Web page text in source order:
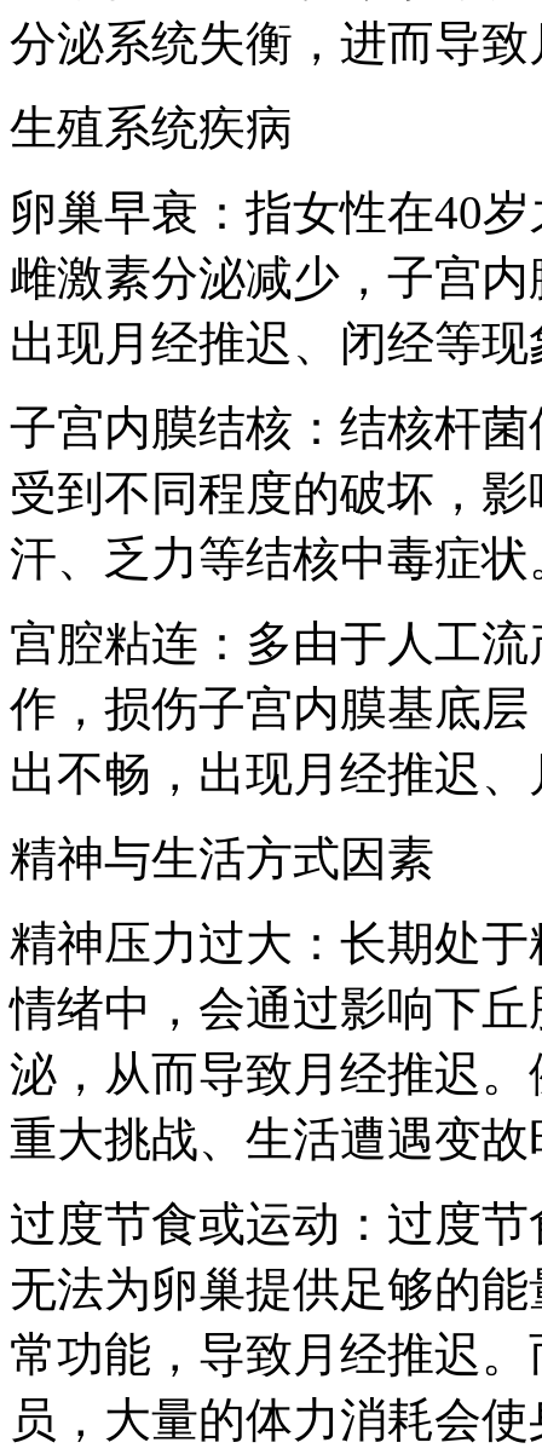
分泌系统失衡，进而导
生殖系统疾病
卵巢早衰：指女性在40
雌激素分泌减少，子宫
出现月经推迟、闭经等现
子宫内膜结核：结核杆
受到不同程度的破坏，
汗、乏力等结核中毒症状
宫腔粘连：多由于人工
作，损伤子宫内膜基底
出不畅，出现月经推迟
精神与生活方式因素
精神压力过大：长期处
情绪中，会通过影响下
泌，从而导致月经推迟
重大挑战、生活遭遇变
过度节食或运动：过度
无法为卵巢提供足够的
常功能，导致月经推迟
员，大量的体力消耗会